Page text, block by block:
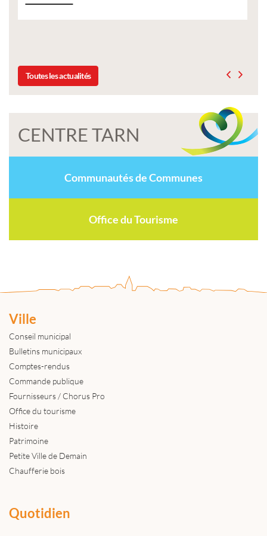
Toutes les actualités
CENTRE TARN
Communautés de Communes
Office du Tourisme
Ville
Conseil municipal
Bulletins municipaux
Comptes-rendus
Commande publique
Fournisseurs / Chorus Pro
Office du tourisme
Histoire
Patrimoine
Petite Ville de Demain
Chaufferie bois
Quotidien